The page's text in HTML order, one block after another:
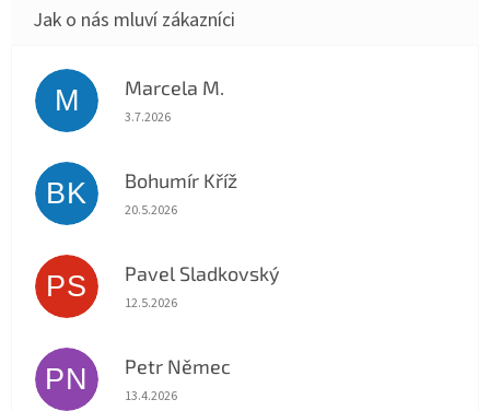
M Marcela M.
Hodnocení obchodu je 5 z 5 hvězdiček.
3.7.2026
BK Bohumír Kříž
Hodnocení obchodu je 5 z 5 hvězdiček.
20.5.2026
PS Pavel Sladkovský
Hodnocení obchodu je 5 z 5 hvězdiček.
12.5.2026
PN Petr Němec
Hodnocení obchodu je 5 z 5 hvězdiček.
13.4.2026